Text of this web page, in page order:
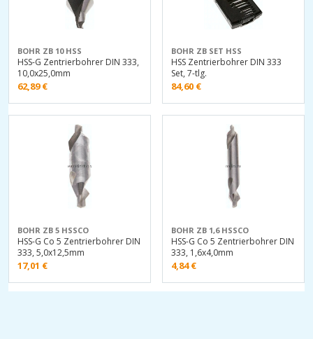
BOHR ZB 10 HSS
HSS-G Zentrierbohrer DIN 333,
10,0x25,0mm
62,89€
BOHR ZB SET HSS
HSS Zentrierbohrer DIN 333
Set, 7-tlg.
84,60 €
BOHR ZB 5 HSSCO
HSS-G Co 5 Zentrierbohrer DIN
333, 5,0x12,5mm
17,01 €
BOHR ZB 1,6 HSSCO
HSS-G Co 5 Zentrierbohrer DIN
333, 1,6x4,0mm
4,84€